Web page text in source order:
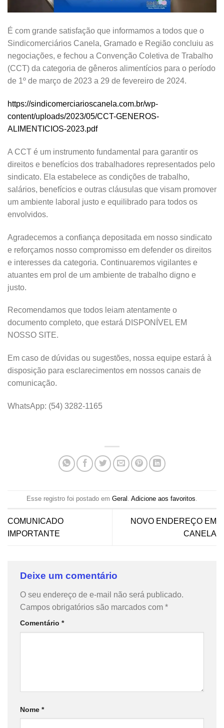
É com grande satisfação que informamos a todos que o
Sindicomerciários Canela, Gramado e Região concluiu as
negociações, e fechou a Convenção Coletiva de Trabalho
(CCT) da categoria de gêneros alimentícios para o período
de 1º de março de 2023 a 29 de fevereiro de 2024.
https://sindicomerciarioscanela.com.br/wp-
content/uploads/2023/05/CCT-GENEROS-
ALIMENTICIOS-2023.pdf
A CCT é um instrumento fundamental para garantir os
direitos e benefícios dos trabalhadores representados pelo
sindicato. Ela estabelece as condições de trabalho,
salários, benefícios e outras cláusulas que visam promover
um ambiente laboral justo e equilibrado para todos os
envolvidos.
Agradecemos a confiança depositada em nosso sindicato
e reforçamos nosso compromisso em defender os direitos
e interesses da categoria. Continuaremos vigilantes e
atuantes em prol de um ambiente de trabalho digno e
justo.
Recomendamos que todos leiam atentamente o
documento completo, que estará DISPONÍVEL EM
NOSSO SITE.
Em caso de dúvidas ou sugestões, nossa equipe estará à
disposição para esclarecimentos em nossos canais de
comunicação.
WhatsApp: (54) 3282-1165
Esse registro foi postado em Geral . Adicione aos favoritos.
COMUNICADO
IMPORTANTE
NOVO ENDEREÇO EM
CANELA
Deixe um comentário
O seu endereço de e-mail não será publicado.
Campos obrigatórios são marcados com *
Comentário *
Nome *